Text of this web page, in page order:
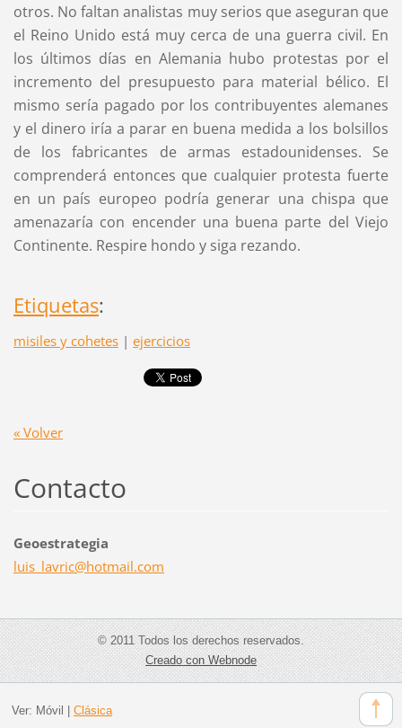
otros. No faltan analistas muy serios que aseguran que
el Reino Unido está muy cerca de una guerra civil. En
los últimos días en Alemania hubo protestas por el
incremento del presupuesto para material bélico. El
mismo sería pagado por los contribuyentes alemanes
y el dinero iría a parar en buena medida a los bolsillos
de los fabricantes de armas estadounidenses. Se
comprenderá entonces que cualquier protesta fuerte
en un país europeo podría generar una chispa que
amenazaría con encender una buena parte del Viejo
Continente. Respire hondo y siga rezando.
Etiquetas:
misiles y cohetes | ejercicios
« Volver
Contacto
Geoestrategia
luis_lavric@hotmail.com
© 2011 Todos los derechos reservados.
Creado con Webnode
Ver: Móvil Clásica